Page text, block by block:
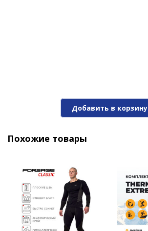
Добавить в корзину
Похожие товары